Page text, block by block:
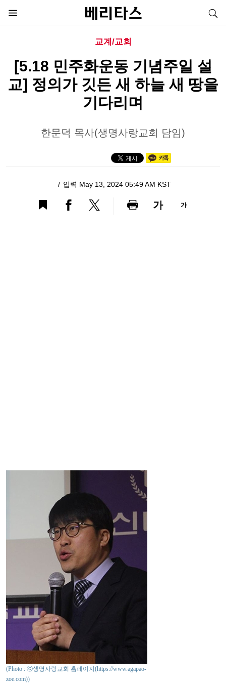
교계/교회
[5.18 민주화운동 기념주일 설
교] 정의가 깃든 새 하늘 새 땅을
기다리며
한문덕 목사(생명사랑교회 담임)
입력 May 13, 2024 05:49 AM KST
가 가
(Photo : ⓒ생명사랑교회 홈페이지(https://www.agapao-
zoe.com))